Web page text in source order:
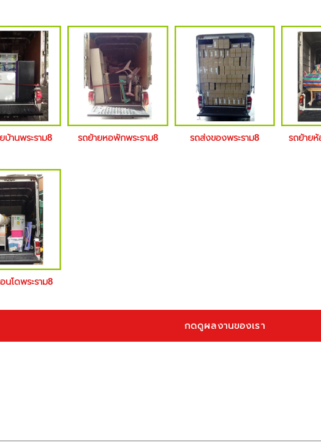
บ้านพระราม8 รถย้ายหอพักพระราม8 รถส่งของพระราม8 รถย้าย
นโดพระราม8
กดดูผลงานของเรา